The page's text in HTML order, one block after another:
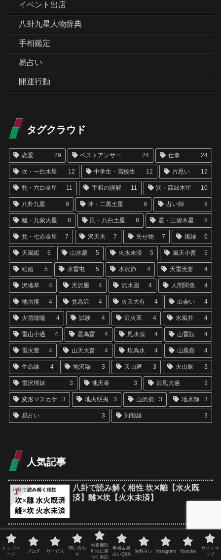
イベント出店
八卦九星人物辞典
手相鑑定
易占い
開運行動
タグクラウド
恋愛 29 ベストアンサー 24 仕事 24
坎・一白水星 12 中学生・高校生 12 片思い 12
乾・六白金星 11 手相の誤解 11 巽・四緑木星 10
八卦九星 9 坤・二黒土星 9 占い師 8
離・九紫火星 8 艮・八白土星 8 震・三碧木星 8
兌・七赤金星 7 沢天夬 7 失せ物 7 復縁 6
天風姤 6 山水蒙 5 火水未済 5 風天小畜 5
結婚 5 水雷屯 5 水沢節 4 天雷无妄 4
沢地萃 4 天沢履 4 沢水困 4 人間関係 4
地雷復 4 兌為沢 4 火天大有 4 出会い 4
火雷噬嗑 4 試験 4 沢火革 4 水風井 4
雷山小過 4 震為雷 4 風水渙 4 山雷頤 4
雷火豊 4 山天大畜 4 坎為水 4 山風蠱 4
生命線 4 地沢臨 3 天山遯 3 火山旅 3
雷沢帰妹 3 地天泰 3 沢風大過 3
変形マスカケ 3 地火明夷 3 山沢損 3 地水師 3
易占い 3 知能線 3
人気記事
八卦で読み解く相性 坎✕離【水火既
済】離✕坎【火水未済】
八卦で読み解く相性 兌✕震【沢雷隨】
震✕兌【雷沢帰妹】
トップペ
ージ
ブログ サービス
問い合わ
せ
特定商取
引法に基
づく表記
手相＆易
占いQ&A
無料占い Instagram Youtube
サイトマ
ップ